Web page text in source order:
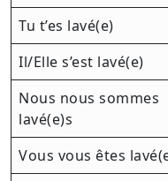
Tu t’es lavé(e)
Il/Elle s’est lavé(e)
Nous nous sommes
lavé(e)s
Vous vous êtes